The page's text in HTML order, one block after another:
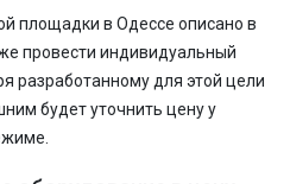
площадки в Одессе описано в
провести индивидуальный
разработанному для этой цели
будет уточнить цену у